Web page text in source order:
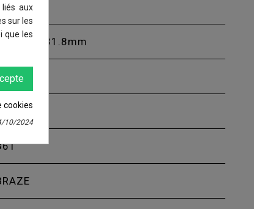
routing 31.8mm
aux
sur les
que les
cookies
10/2024